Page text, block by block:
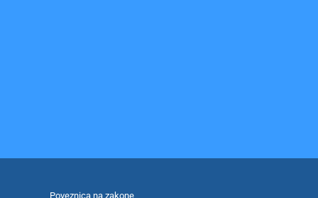
Poveznica na zakone